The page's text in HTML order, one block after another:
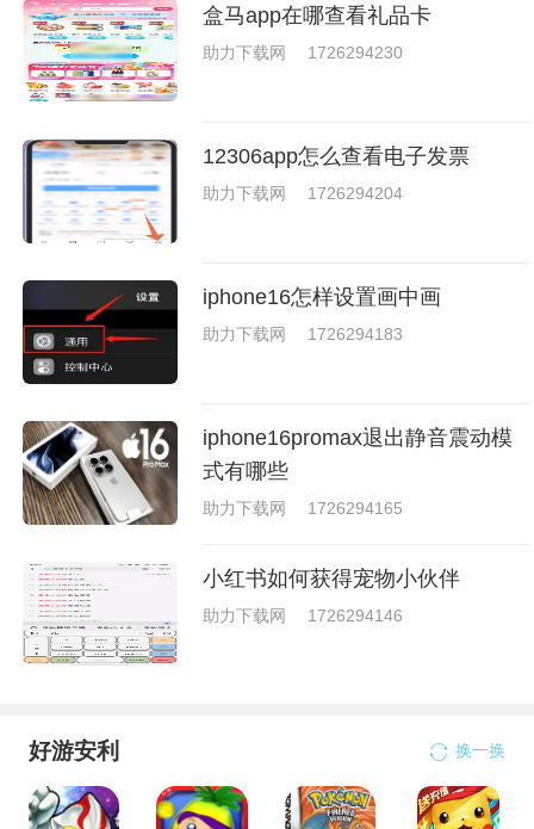
就是收集了一些有意思的拳击游
盒马app在哪查看礼品卡
助力下载网 1726294230
12306app怎么查看电子发票
助力下载网 1726294204
iphone16怎样设置画中画
助力下载网 1726294183
iphone16promax退出静音震动模
式有哪些
助力下载网 1726294165
小红书如何获得宠物小伙伴
助力下载网 1726294146
好游安利 换一换